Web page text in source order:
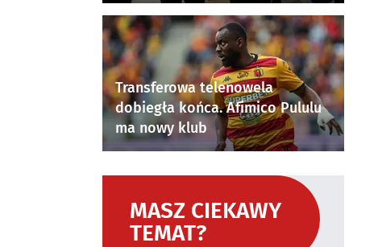
Transferowa telenowela
dobiegła końca. Afimico Pululu
ma nowy klub
MASZ CIEKAWY
TEMAT?